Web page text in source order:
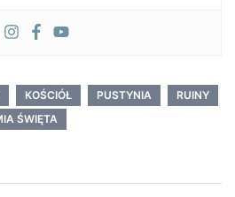
KOŚCIÓŁ PUSTYNIA
RUINY
ŚWIĘTA